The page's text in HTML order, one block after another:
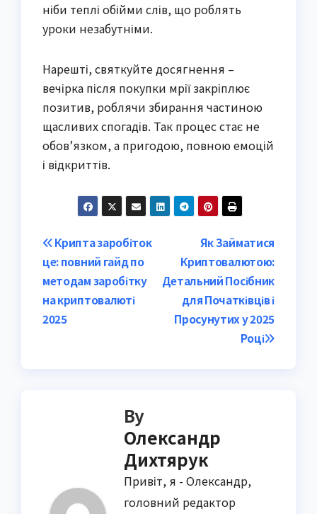
ніби теплі обійми слів, що роблять
уроки незабутніми.
Нарешті, святкуйте досягнення –
вечірка після покупки мрії закріплює
позитив, роблячи збирання частиною
щасливих спогадів. Так процес стає не
обов’язком, а пригодою, повною емоцій
і відкриттів.
Post
navigation
Як Займатися
Криптовалютою:
Детальний Посібник
для Початківців і
Просунутих у 2025
Році
Крипта заробіток
це: повний гайд по
методам заробітку
на криптовалюті
2025
By
Олександр
Дихтярук
Привіт, я - Олександр,
головний редактор